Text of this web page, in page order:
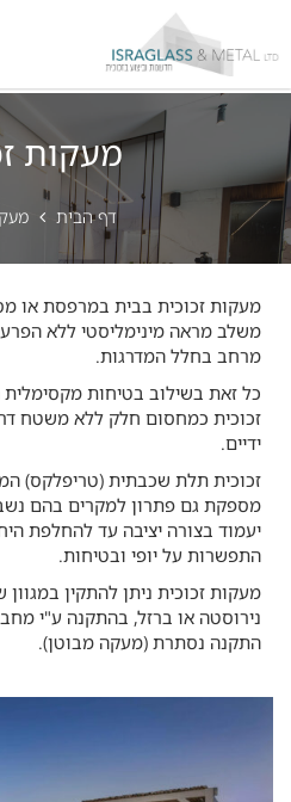
מעקות
דף הבית
מעקות זכוכית בבית במרפסת או
משלב מראה מינימליסטי ללא
מרחב בחלל המדרגות.
כל זאת בשילוב בטיחות
זכוכית כמחסום חלק ללא משטח
ידיים.
זכוכית תלת שכבתית (טריפלקס)
מספקת גם פתרון למקרים בהם
יעמוד בצורה יציבה עד להחלפת
התפשרות על יופי ובטיחות.
מעקות זכוכית ניתן להתקין
נירוסטה או ברזל, בהתקנה ע"י
התקנה נסתרת (מעקה מבוטן).